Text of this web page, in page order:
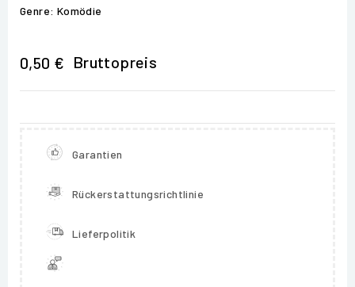
Genre: Komödie
0,50 € Bruttopreis
Garantien
Rückerstattungsrichtlinie
Lieferpolitik